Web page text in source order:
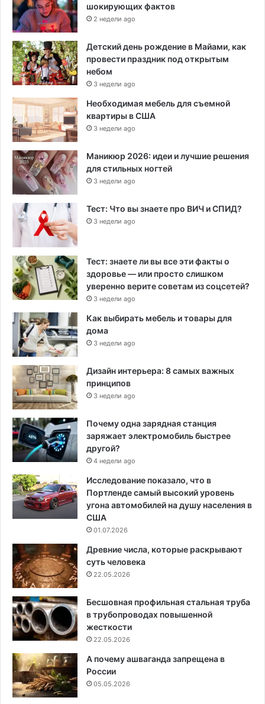
шокирующих фактов
2 недели ago
Детский день рождение в Майами, как
провести праздник под открытым
небом
3 недели ago
Необходимая мебель для съемной
квартиры в США
3 недели ago
Маникюр 2026: идеи и лучшие решения
для стильных ногтей
3 недели ago
Тест: Что вы знаете про ВИЧ и СПИД?
3 недели ago
Тест: знаете ли вы все эти факты о
здоровье — или просто слишком
уверенно верите советам из соцсетей?
3 недели ago
Как выбирать мебель и товары для
дома
3 недели ago
Дизайн интерьера: 8 самых важных
принципов
3 недели ago
Почему одна зарядная станция
заряжает электромобиль быстрее
другой?
4 недели ago
Исследование показало, что в
Портленде самый высокий уровень
угона автомобилей на душу населения в
США
01.07.2026
Древние числа, которые раскрывают
суть человека
22.05.2026
Бесшовная профильная стальная труба
в трубопроводах повышенной
жесткости
22.05.2026
А почему ашваганда запрещена в
России
05.05.2026